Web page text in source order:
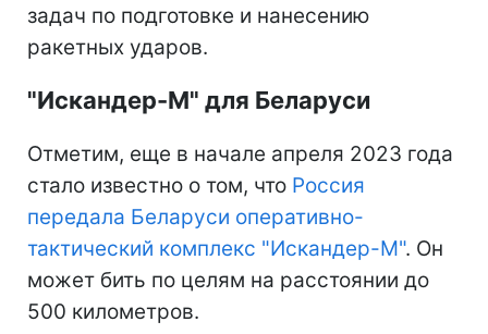
задач по подготовке и нанесению
ракетных ударов.
"Искандер-М" для Беларуси
Отметим, еще в начале апреля 2023 года
стало известно о том, что Россия
передала Беларуси оперативно-
тактический комплекс "Искандер-М". Он
может бить по целям на расстоянии до
500 километров.